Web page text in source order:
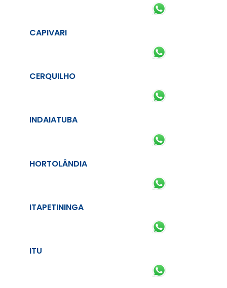
CAPIVARI
CERQUILHO
INDAIATUBA
HORTOLÂNDIA
ITAPETININGA
ITU